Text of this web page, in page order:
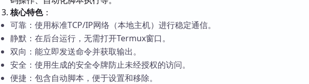
核心特色：
可靠：使用标准TCP/IP网络（本地主机）进行稳定通信。
静默：在后台运行，无需打开Termux窗口。
双向：能立即发送命令并获取输出。
安全：使用生成的安全令牌防止未经授权的访问。
便捷：包含自动脚本，便于设置和移除。